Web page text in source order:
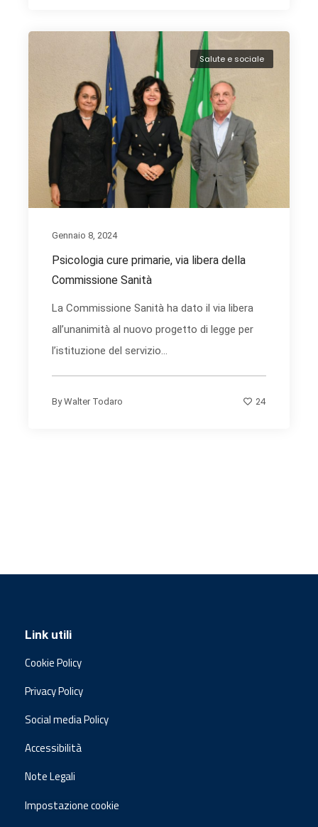
Salute e sociale
Gennaio 8, 2024
Psicologia cure primarie, via libera della
Commissione Sanità
La Commissione Sanità ha dato il via libera
all’unanimità al nuovo progetto di legge per
l’istituzione del servizio...
ByWalter Todaro 24
Link utili
Cookie Policy
Privacy Policy
Social media Policy
Accessibilità
Note Legali
Impostazione cookie